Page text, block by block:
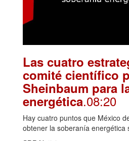
Las cuatro
comité científico
Sheinbaum para
energética.08:20
Hay cuatro puntos que México
obtener la soberanía energética